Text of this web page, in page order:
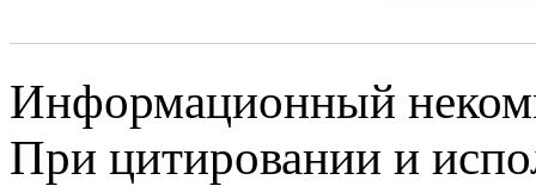
Информационный
При цитировании и